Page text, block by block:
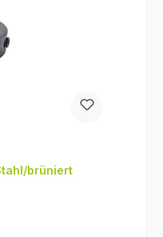
brüniert